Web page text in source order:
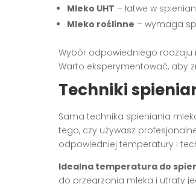
Mleko UHT – łatwe w
Mleko roślinne – wymaga
Wybór odpowiedniego
Warto eksperymentować, aby
Techniki
Sama technika spieniania
tego, czy używasz
odpowiedniej temperatury i
Idealna temperatura do
do przegrzania mleka i utraty